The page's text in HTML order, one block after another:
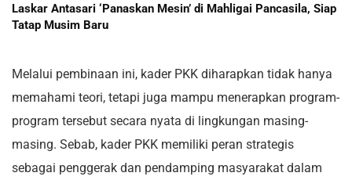
Laskar Antasari ‘Panaskan Mesin’ di Mahligai Pancasila, Siap
Tatap Musim Baru
Melalui pembinaan ini, kader PKK diharapkan tidak hanya
memahami teori, tetapi juga mampu menerapkan program-
program tersebut secara nyata di lingkungan masing-
masing. Sebab, kader PKK memiliki peran strategis
sebagai penggerak dan pendamping masyarakat dalam